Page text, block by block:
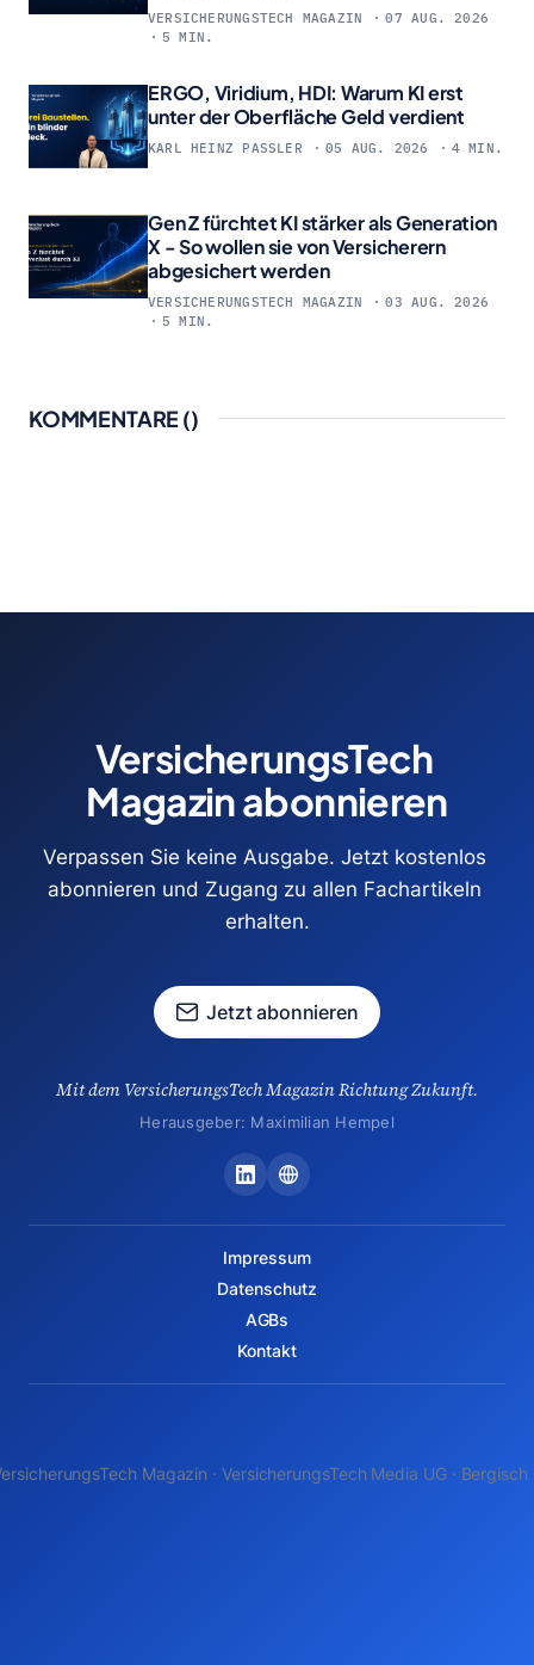
VERSICHERUNGSTECH MAGAZIN
07 AUG. 2026
5 MIN.
ERGO, Viridium, HDI: Warum KI erst
unter der Oberfläche Geld verdient
KARL HEINZ PASSLER 05 AUG. 2026 4 MIN.
Gen Z fürchtet KI stärker als Generation
X - So wollen sie von Versicherern
abgesichert werden
VERSICHERUNGSTECH MAGAZIN
03 AUG. 2026
5 MIN.
KOMMENTARE ()
VersicherungsTech
Magazin abonnieren
Verpassen Sie keine Ausgabe. Jetzt kostenlos
abonnieren und Zugang zu allen Fachartikeln
erhalten.
Jetzt abonnieren
Mit dem VersicherungsTech Magazin Richtung Zukunft.
Herausgeber: Maximilian Hempel
Impressum
Datenschutz
AGBs
Kontakt
Magazin · VersicherungsTech Media UG ·